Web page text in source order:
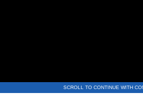
SCROLL TO CONTINUE WITH